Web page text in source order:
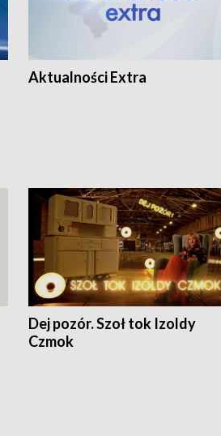
Aktualności Extra
Dej pozór. Szoł tok Izoldy
Czmok